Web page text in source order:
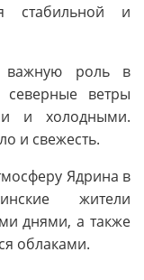
стабильной и
важную роль в
северные ветры
и холодными.
и свежесть.
Ядрина в
жители
днями, а также
облаками.